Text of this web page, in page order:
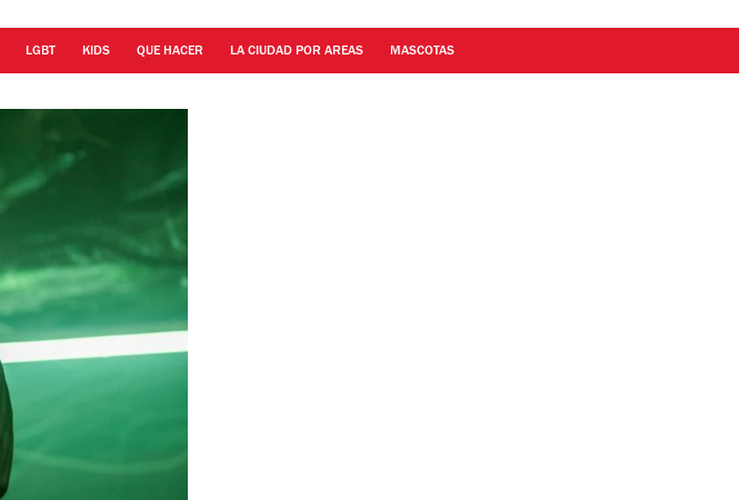
LGBT KIDS QUE HACER LA CIUDAD POR AREAS MASCOTAS